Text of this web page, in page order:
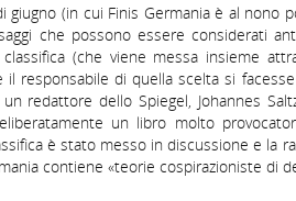
giugno (in cui Finis Germania è al nono
che possono essere considerati
(che viene messa insieme
responsabile di quella scelta si
redattore dello Spiegel, Johannes
un libro molto
è stato messo in discussione e la
contiene «teorie cospirazioniste di